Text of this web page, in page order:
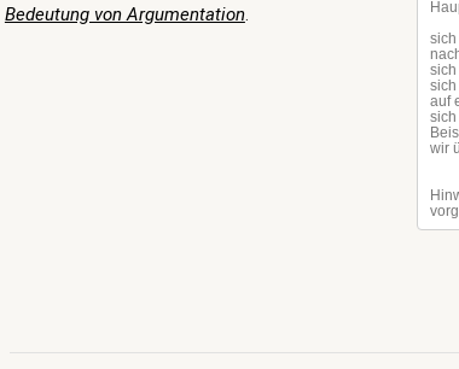
Bedeutung von Argumentation.